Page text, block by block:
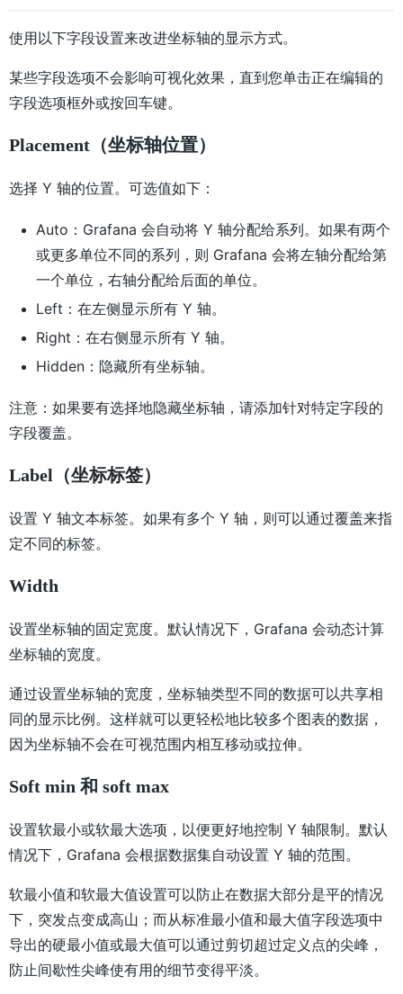
使用以下字段设置来改进坐标轴的显示方式。
某些字段选项不会影响可视化效果，直到您单击正在编辑的
字段选项框外或按回车键。
Placement（坐标轴位置）
选择 Y 轴的位置。可选值如下：
Auto：Grafana 会自动将 Y 轴分配给系列。如果有两个
或更多单位不同的系列，则 Grafana 会将左轴分配给第
一个单位，右轴分配给后面的单位。
Left：在左侧显示所有 Y 轴。
Right：在右侧显示所有 Y 轴。
Hidden：隐藏所有坐标轴。
注意：如果要有选择地隐藏坐标轴，请添加针对特定字段的
字段覆盖。
Label（坐标标签）
设置 Y 轴文本标签。如果有多个 Y 轴，则可以通过覆盖来指
定不同的标签。
Width
设置坐标轴的固定宽度。默认情况下，Grafana 会动态计算
坐标轴的宽度。
通过设置坐标轴的宽度，坐标轴类型不同的数据可以共享相
同的显示比例。这样就可以更轻松地比较多个图表的数据，
因为坐标轴不会在可视范围内相互移动或拉伸。
Soft min 和 soft max
设置软最小或软最大选项，以便更好地控制 Y 轴限制。默认
情况下，Grafana 会根据数据集自动设置 Y 轴的范围。
软最小值和软最大值设置可以防止在数据大部分是平的情况
下，突发点变成高山；而从标准最小值和最大值字段选项中
导出的硬最小值或最大值可以通过剪切超过定义点的尖峰，
防止间歇性尖峰使有用的细节变得平淡。